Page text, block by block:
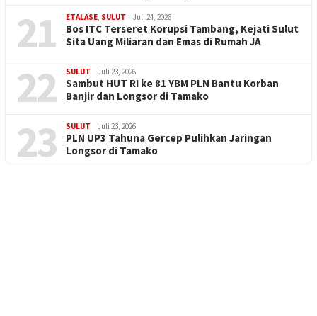
21 ETALASE SULUT Juli 24, 2026
Bos ITC Terseret Korupsi Tambang, Kejati Sulut
Sita Uang Miliaran dan Emas di Rumah JA
22 SULUT Juli 23, 2026
Sambut HUT RI ke 81 YBM PLN Bantu Korban
Banjir dan Longsor di Tamako
23 SULUT Juli 23, 2026
PLN UP3 Tahuna Gercep Pulihkan Jaringan
Longsor di Tamako